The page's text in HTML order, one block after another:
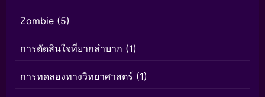
Zombie (5)
การตัดสินใจที่ยากลำบาก (1)
การทดลองทางวิทยาศาสตร์ (1)